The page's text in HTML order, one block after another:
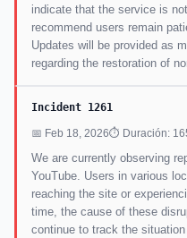
indicate that the service is
recommend users remain
Updates will be provided as
regarding the restoration of
Incident 1261
📅 Feb 18, 2026⏱ Duración:
We are currently observing
YouTube. Users in various
reaching the site or
time, the cause of these
continue to track the